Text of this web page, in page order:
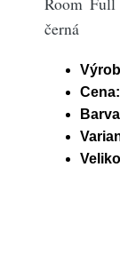
černá
Cena: